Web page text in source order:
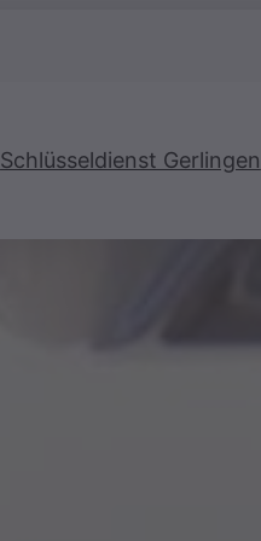
Schlüsseldienst Gerlingen